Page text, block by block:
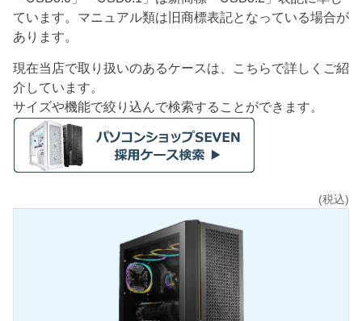
ています。マニュアル類は旧商標表記となっている場合が
あります。
現在当店で取り扱いのあるケースは、こちらで詳しくご紹
介しています。
サイズや機能で絞り込んで検索することができます。
(税込)